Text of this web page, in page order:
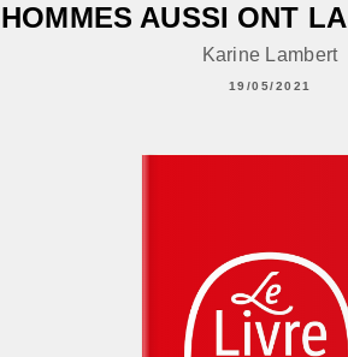
AUSSI ONT
Karine Lambert
19/05/2021